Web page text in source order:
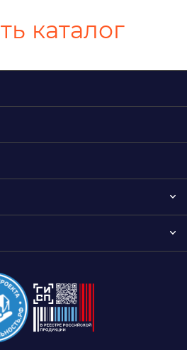
каталог